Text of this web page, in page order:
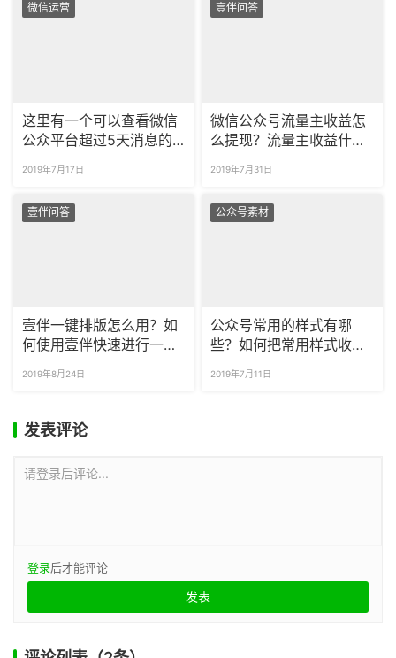
微信运营
这里有一个可以查看微信
公众平台超过5天消息的
下？
2019年7月17日
壹伴问答
微信公众号流量主收益怎
么提现？流量主收益什么
2019年7月31日
壹伴问答
壹伴一键排版怎么用？如
何使用壹伴快速进行一键
2019年8月24日
公众号素材
公众号常用的样式有哪
些？如何把常用样式收藏
2019年7月11日
发表评论
请登录后评论...
登录后才能评论